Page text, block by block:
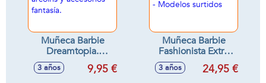
Muñeca Barbie
Dreamtopia.
Unicornio, con pelo
arcoíris y accesorios
3 años 9,95 €
Muñeca Barbie
Fashionista Extra
con mascota y
accesorios -
3 años 24,95 €